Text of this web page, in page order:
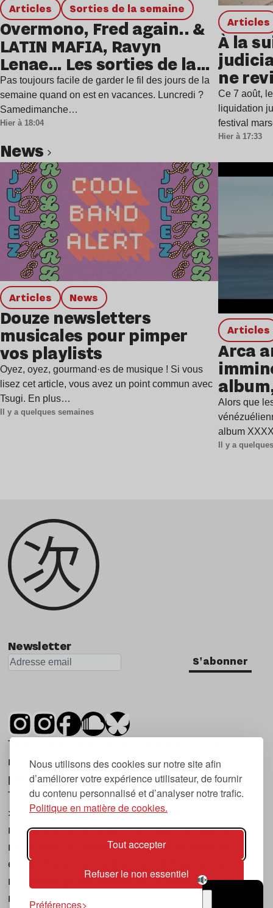
Nous utilisons des cookies sur notre site afin
d’améliorer votre expérience utilisateur, de fournir
du contenu personnalisé et d’analyser notre trafic.
Politique en matière de cookies.
Tout accepter
Refuser le non essentiel
Préférences
Articles Sorties de la semaine
Overmono, Fred again.. &
LATIN MAFIA, Ravyn
Lenae… Les sorties de la
semaine
Pas toujours facile de garder le fil des jours de la
semaine quand on est en vacances. Luncredi ?
Samedimanche…
Hier à 18:04
Articles
À la
ne
Ce 7 août,
liquidation
festival
Hier à 17:33
news
Articles news
Douze newsletters
musicales pour pimper
vos playlists
Oyez, oyez, gourmand·es de musique ! Si vous
lisez cet article, vous avez un point commun avec
Tsugi. En plus…
Il y a quelques semaines
Articles
Arca
Alors que
album
Il y a
Lire l’article
Newsletter
S'abonner
Tsugi est un mensuel indépendant sur la
musique et les nouvelles tendances, dont la
première parution date de 2007.
Tsugi en japonais signifie « prochain », « suivant
», ce qui correspond à la thématique du
magazine, à l’affût des nouvelles tendances
musicales, qu’elles viennent de la musique
électronique, du rock ou du hip hop, et des
nouveaux phénomènes de société liés à la
musique.